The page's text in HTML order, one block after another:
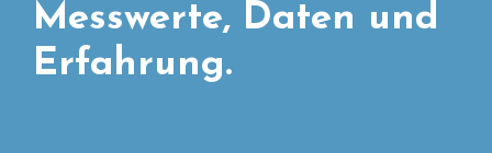
Messwerte, Daten und
Erfahrung.